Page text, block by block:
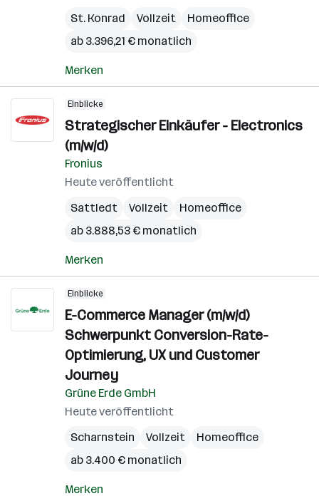
St. Konrad
Vollzeit
Homeoffice
ab 3.396,21 € monatlich
Merken
Einblicke
Strategischer Einkäufer - Electronics
(m/w/d)
Fronius
Heute veröffentlicht
Sattledt
Vollzeit
Homeoffice
ab 3.888,53 € monatlich
Merken
Einblicke
E-Commerce Manager (m/w/d)
Schwerpunkt Conversion-Rate-
Optimierung, UX und Customer
Journey
Grüne Erde GmbH
Heute veröffentlicht
Scharnstein
Vollzeit
Homeoffice
ab 3.400 € monatlich
Merken